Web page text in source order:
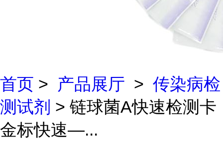
首页 > 产品展厅 > 传染病检
测试剂 > 链球菌A快速检测卡
金标快速—...